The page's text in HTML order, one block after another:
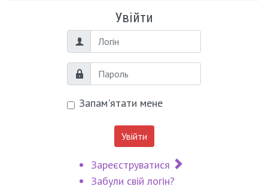
Увійти
Логін
Пароль
Запам'ятати мене
Увійти
Зареєструватися
Забули свій логін?